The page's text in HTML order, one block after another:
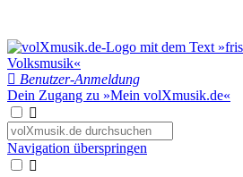
Benutzer-Anmeldung
Dein Zugang zu »Mein volXmusik.de«
Navigation überspringen